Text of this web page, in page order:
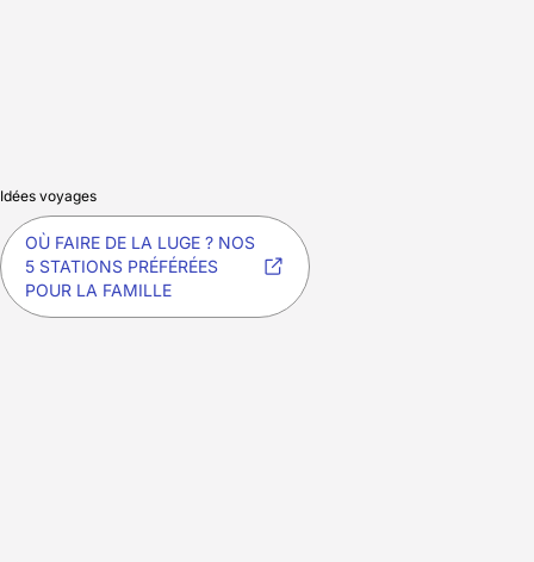
Idées voyages
OÙ FAIRE DE LA LUGE ? NOS
5 STATIONS PRÉFÉRÉES
POUR LA FAMILLE